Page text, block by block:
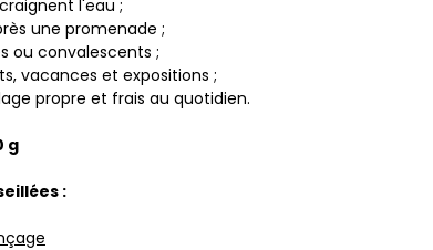
l'eau ;
une promenade ;
ou convalescents ;
vacances et expositions ;
propre et frais au quotidien.
g
: